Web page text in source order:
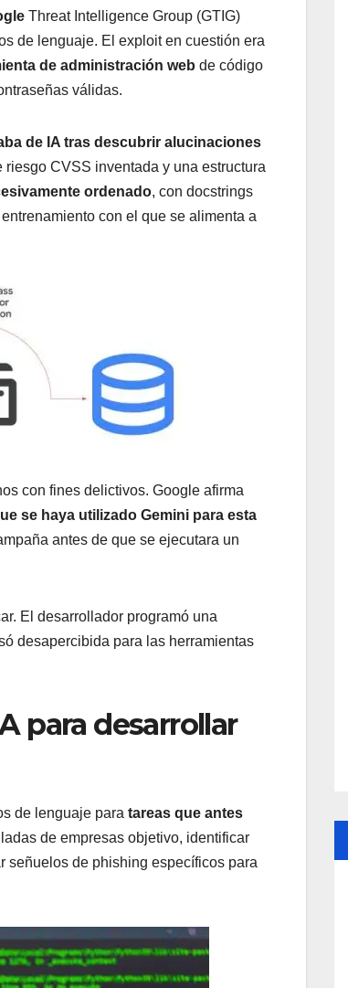
Threat Intelligence Group (GTIG)
de lenguaje. El exploit en cuestión era
de administración web de código
válidas.
de IA tras descubrir alucinaciones
CVSS inventada y una estructura
ordenado, con docstrings
con el que se alimenta a
con fines delictivos. Google afirma
se haya utilizado Gemini para esta
antes de que se ejecutara un
El desarrollador programó una
desapercibida para las herramientas
para desarrollar
de lenguaje para tareas que antes
de empresas objetivo, identificar
señuelos de phishing específicos para